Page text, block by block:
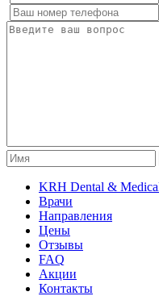
KRH Dental &
Врачи
Направления
Цены
Отзывы
FAQ
Акции
Контакты